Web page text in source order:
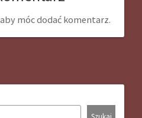
móc dodać komentarz.